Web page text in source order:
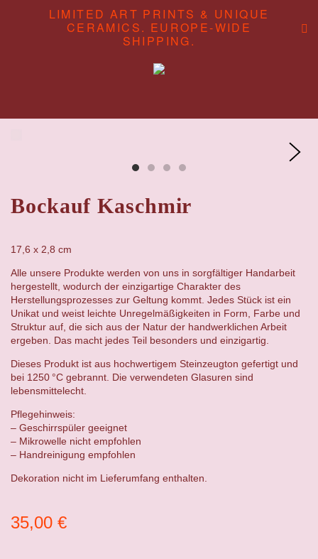
LIMITED ART PRINTS & UNIQUE
CERAMICS. EUROPE-WIDE
SHIPPING.
CONTENT STUDIO
Bockauf Kaschmir
35,00 €
17,6 x 2,8 cm
Alle unsere Produkte werden von uns in sorgfältiger Handarbeit
hergestellt, wodurch der einzigartige Charakter des
Herstellungsprozesses zur Geltung kommt. Jedes Stück ist ein
Unikat und weist leichte Unregelmäßigkeiten in Form, Farbe und
Struktur auf, die sich aus der Natur der handwerklichen Arbeit
ergeben. Das macht jedes Teil besonders und einzigartig.
Dieses Produkt ist aus hochwertigem Steinzeugton gefertigt und
bei 1250 °C gebrannt. Die verwendeten Glasuren sind
lebensmittelecht.
Pflegehinweis:
– Geschirrspüler geeignet
– Mikrowelle nicht empfohlen
– Handreinigung empfohlen
Dekoration nicht im Lieferumfang enthalten.